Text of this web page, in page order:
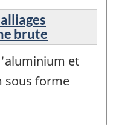
brute
et
sous forme